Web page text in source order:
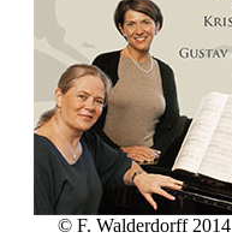
© F. Walderdorff 2014